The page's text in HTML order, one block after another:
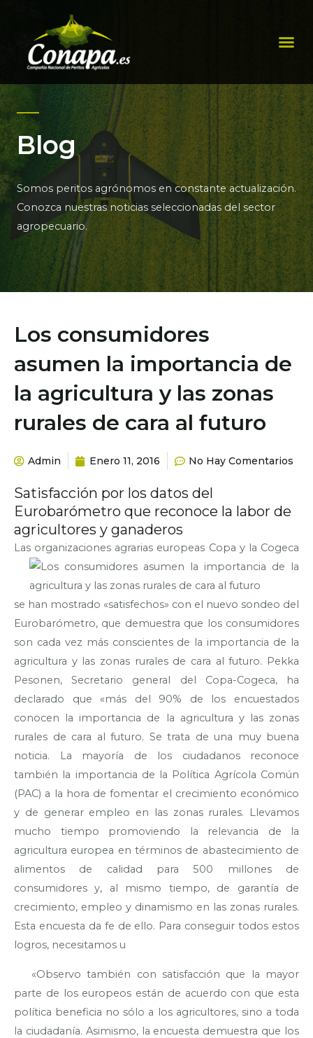
contenido
Blog
Somos peritos agrónomos en constante actualización.
Conozca nuestras noticias seleccionadas del sector
agropecuario.
Los consumidores
asumen la importancia de
la agricultura y las zonas
rurales de cara al futuro
Admin Enero 11, 2016 No Hay Comentarios
Satisfacción por los datos del
Eurobarómetro que reconoce la labor de
agricultores y ganaderos
Las organizaciones agrarias europeas Copa y la Cogeca
se han mostrado «satisfechos» con el nuevo sondeo del
Eurobarómetro, que demuestra que los consumidores
son cada vez más conscientes de la importancia de la
agricultura y las zonas rurales de cara al futuro. Pekka
Pesonen, Secretario general del Copa-Cogeca, ha
declarado que «más del 90% de los encuestados
conocen la importancia de la agricultura y las zonas
rurales de cara al futuro. Se trata de una muy buena
noticia. La mayoría de los ciudadanos reconoce
también la importancia de la Política Agrícola Común
(PAC) a la hora de fomentar el crecimiento económico
y de generar empleo en las zonas rurales. Llevamos
mucho tiempo promoviendo la relevancia de la
agricultura europea en términos de abastecimiento de
alimentos de calidad para 500 millones de
consumidores y, al mismo tiempo, de garantía de
crecimiento, empleo y dinamismo en las zonas rurales.
Esta encuesta da fe de ello. Para conseguir todos estos
logros, necesitamos u
«Observo también con satisfacción que la mayor
parte de los europeos están de acuerdo con que esta
política beneficia no sólo a los agricultores, sino a toda
la ciudadanía. Asimismo, la encuesta demuestra que los